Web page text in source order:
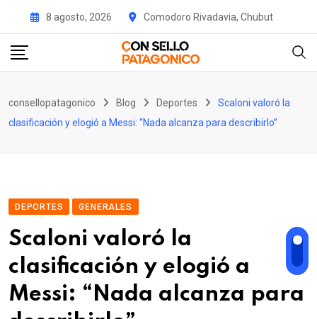
content
8 agosto, 2026 Comodoro Rivadavia, Chubut
consellopatagonico Blog Deportes
Scaloni valoró la
clasificación y elogió a Messi: “Nada alcanza para describirlo”
DEPORTES GENERALES
Scaloni valoró la
clasificación y elogió a
Messi: “Nada alcanza para